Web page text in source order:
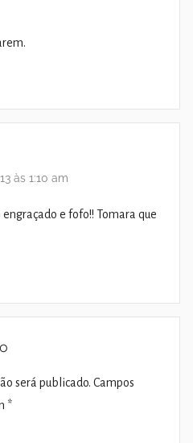
às 1:10 am
e fofo!! Tomara que
será publicado. Campos
*